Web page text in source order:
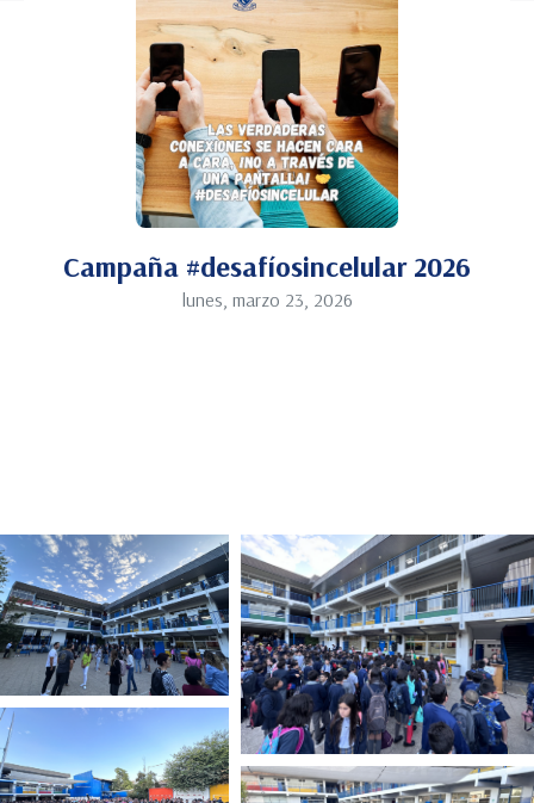
Campaña #desafíosincelular 2026
lunes, marzo 23, 2026